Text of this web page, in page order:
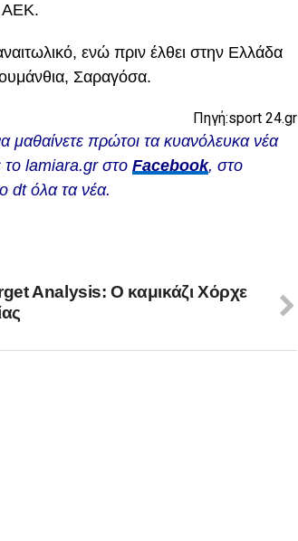
ΑΕΚ.
ενώ πριν έλθει στην Ελλάδα
Σαραγόσα.
Πηγή:sport 24.gr
μαθαίνετε πρώτοι τα κυανόλευκα νέα
το lamiara.gr στο Facebook, στο
dt όλα τα νέα.
Analysis: Ο καμικάζι Χόρχε